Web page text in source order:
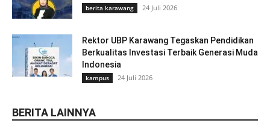
berita karawang 24 Juli 2026
Rektor UBP Karawang Tegaskan Pendidikan
Berkualitas Investasi Terbaik Generasi Muda
Indonesia
kampus 24 Juli 2026
BERITA LAINNYA